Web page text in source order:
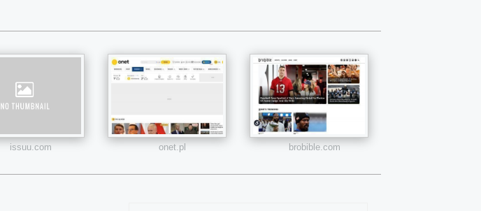
issuu.com onet.pl brobible.com